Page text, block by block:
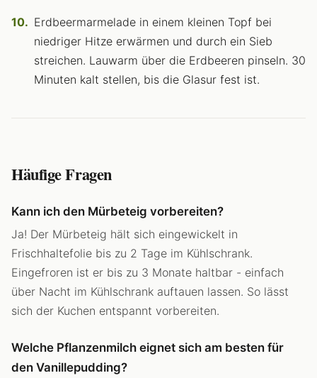
Erdbeermarmelade in einem kleinen Topf bei
niedriger Hitze erwärmen und durch ein Sieb
streichen. Lauwarm über die Erdbeeren pinseln. 30
Minuten kalt stellen, bis die Glasur fest ist.
Häufige Fragen
Kann ich den Mürbeteig vorbereiten?
Ja! Der Mürbeteig hält sich eingewickelt in
Frischhaltefolie bis zu 2 Tage im Kühlschrank.
Eingefroren ist er bis zu 3 Monate haltbar - einfach
über Nacht im Kühlschrank auftauen lassen. So lässt
sich der Kuchen entspannt vorbereiten.
Welche Pflanzenmilch eignet sich am besten für
den Vanillepudding?